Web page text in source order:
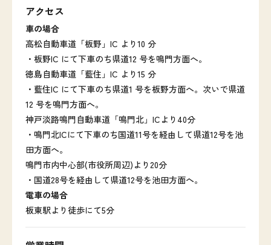
アクセス
車の場合
高松自動車道「板野」IC より10 分
・板野IC にて下車のち県道12 号を鳴門方面へ。
徳島自動車道「藍住」IC より15 分
・藍住IC にて下車のち県道1 号を板野方面へ。次いで県道
12 号を鳴門方面へ。
神戸淡路鳴門自動車道「鳴門北」ICより40分
・鳴門北ICにて下車のち国道11号を経由して県道12号を池
田方面へ。
鳴門市内中心部(市役所周辺)より20分
・国道28号を経由して県道12号を池田方面へ。
電車の場合
板東駅より徒歩にて5分